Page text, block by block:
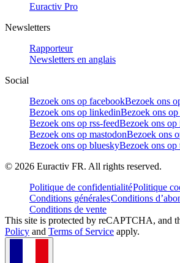
Euractiv Pro
Newsletters
Rapporteur
Newsletters en anglais
Social
Bezoek ons op facebookBezoek ons
Bezoek ons op linkedinBezoek ons
Bezoek ons op rss-feedBezoek ons op
Bezoek ons op mastodonBezoek ons
Bezoek ons op blueskyBezoek ons op
© 2026 Euractiv FR. All rights reserved.
Politique de confidentialitéPolitique
Conditions généralesConditions
Conditions de vente
This site is protected by reCAPTCHA, and
Policy and Terms of Service apply.